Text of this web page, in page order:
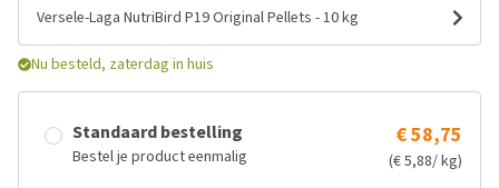
Versele-Laga NutriBird P19 Original Pellets - 10 kg
Nu besteld, zaterdag in huis
Standaard bestelling
Bestel je product eenmalig
€ 58,75
(€ 5,88/ kg)